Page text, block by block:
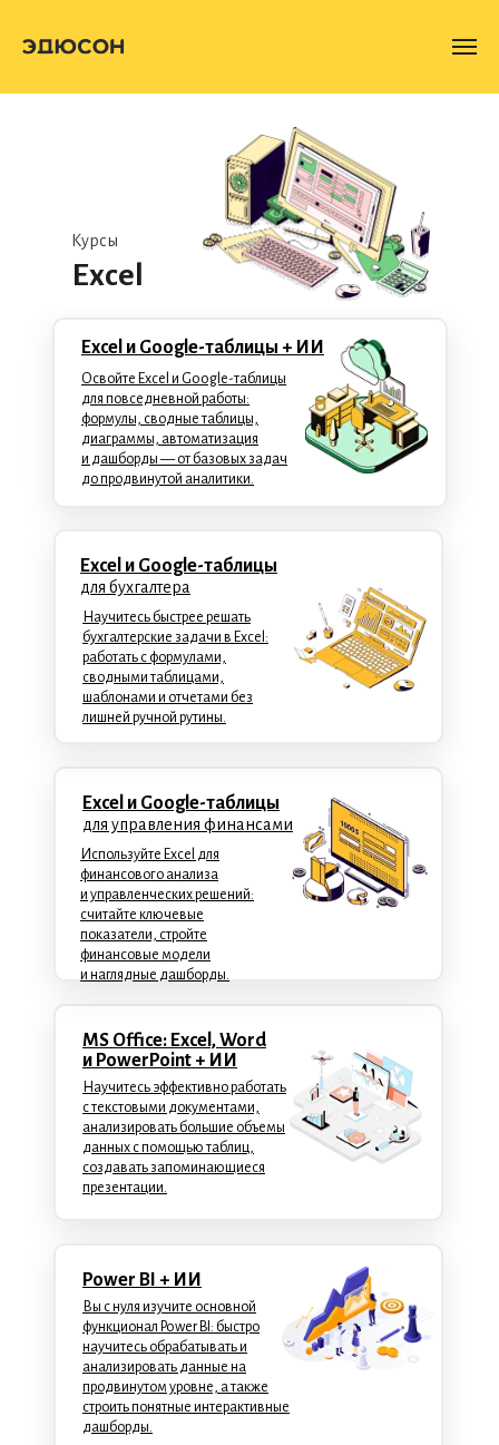
Excel
Курсы
Excel и Google-таблицы + ИИ
Освойте Excel и Google-таблицы
для повседневной работы:
формулы, сводные таблицы,
диаграммы, автоматизация
и дашборды — от базовых задач
до продвинутой аналитики.
Научитесь эффективно работать
с текстовыми документами,
анализировать большие объемы
данных с помощью таблиц,
создавать запоминающиеся
презентации.
MS Office: Excel, Word
и PowerPoint + ИИ
Power BI + ИИ
Вы с нуля изучите основной
функционал Power BI: быстро
научитесь обрабатывать и
анализировать данные на
продвинутом уровне, а также
строить понятные интерактивные
дашборды.
Excel и Google-таблицы
Используйте Excel для
финансового анализа
и управленческих решений:
считайте ключевые
показатели, стройте
финансовые модели
и наглядные дашборды.
для управления финансами
Научитесь быстрее решать
бухгалтерские задачи в Excel:
работать с формулами,
сводными таблицами,
шаблонами и отчетами без
лишней ручной рутины.
Excel и Google-таблицы
для бухгалтера